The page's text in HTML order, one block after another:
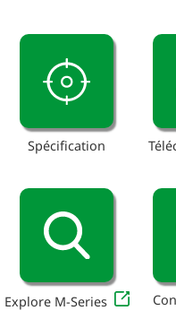
Spécification
Explore M-Series